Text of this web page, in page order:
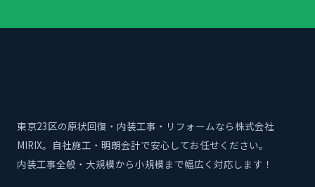
東京23区の原状回復・内装工事・リフォームなら株式会社
MIRIX。自社施工・明朗会計で安心してお任せください。
内装工事全般・大規模から小規模まで幅広く対応します！